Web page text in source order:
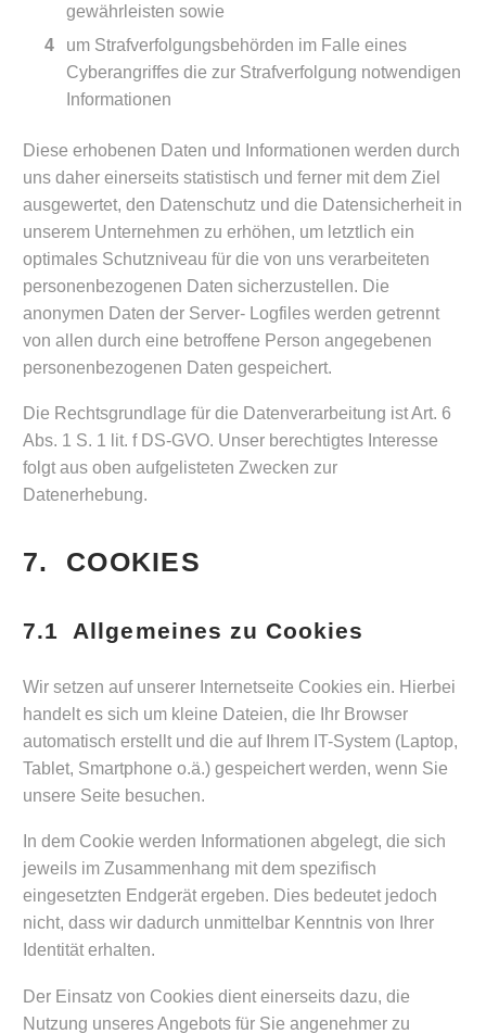
gewährleisten sowie
um Strafverfolgungsbehörden im Falle eines
Cyberangriffes die zur Strafverfolgung notwendigen
Informationen
Diese erhobenen Daten und Informationen werden durch
uns daher einerseits statistisch und ferner mit dem Ziel
ausgewertet, den Datenschutz und die Datensicherheit in
unserem Unternehmen zu erhöhen, um letztlich ein
optimales Schutzniveau für die von uns verarbeiteten
personenbezogenen Daten sicherzustellen. Die
anonymen Daten der Server- Logfiles werden getrennt
von allen durch eine betroffene Person angegebenen
personenbezogenen Daten gespeichert.
Die Rechtsgrundlage für die Datenverarbeitung ist Art. 6
Abs. 1 S. 1 lit. f DS-GVO. Unser berechtigtes Interesse
folgt aus oben aufgelisteten Zwecken zur
Datenerhebung.
7. COOKIES
7.1 Allgemeines zu Cookies
Wir setzen auf unserer Internetseite Cookies ein. Hierbei
handelt es sich um kleine Dateien, die Ihr Browser
automatisch erstellt und die auf Ihrem IT-System (Laptop,
Tablet, Smartphone o.ä.) gespeichert werden, wenn Sie
unsere Seite besuchen.
In dem Cookie werden Informationen abgelegt, die sich
jeweils im Zusammenhang mit dem spezifisch
eingesetzten Endgerät ergeben. Dies bedeutet jedoch
nicht, dass wir dadurch unmittelbar Kenntnis von Ihrer
Identität erhalten.
Der Einsatz von Cookies dient einerseits dazu, die
Nutzung unseres Angebots für Sie angenehmer zu